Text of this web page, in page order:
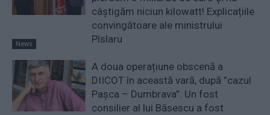
News
câștigăm niciun kilowatt! Explicațiile
convingătoare ale ministrului
Pîslaru
A doua operațiune obscenă a
DIICOT în această vară, după ”cazul
Pașca – Dumbrava”. Un fost
consilier al lui Băsescu a fost